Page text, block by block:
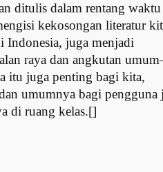
ditulis dalam rentang waktu
kekosongan literatur
Indonesia, juga menjadi
raya dan angkutan
itu juga penting bagi kita,
umumnya bagi pengguna
di ruang kelas.[]